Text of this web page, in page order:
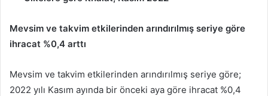
Mevsim ve takvim etkilerinden arındırılmış seriye göre
ihracat %0,4 arttı
Mevsim ve takvim etkilerinden arındırılmış seriye göre;
2022 yılı Kasım ayında bir önceki aya göre ihracat %0,4